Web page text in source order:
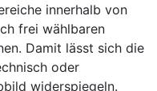
innerhalb von
frei wählbaren
Damit lässt sich die
oder
widerspiegeln.